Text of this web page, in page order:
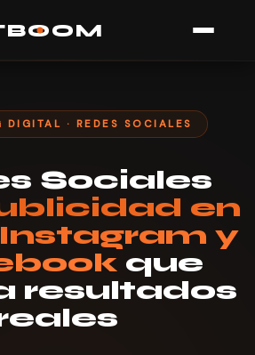
OOM
DIGITAL · REDES SOCIALES
Sociales
en
y
que
resultados